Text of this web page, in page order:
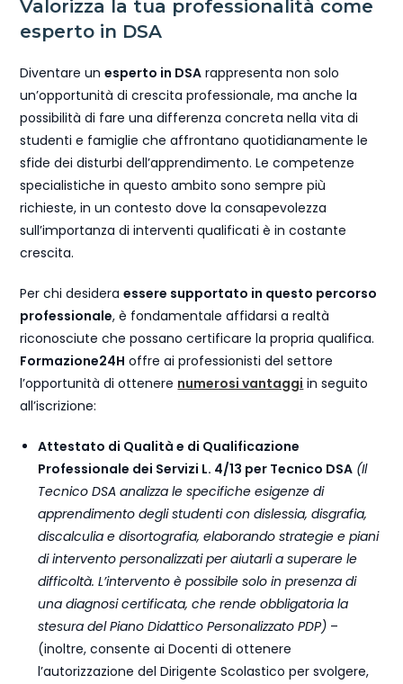
Valorizza la tua professionalità come
esperto in DSA
Diventare unesperto in DSA rappresenta non solo
un’opportunità di crescita professionale, ma anche la
possibilità di fare una differenza concreta nella vita di
studenti e famiglie che affrontano quotidianamente le
sfide dei disturbi dell’apprendimento. Le competenze
specialistiche in questo ambito sono sempre più
richieste, in un contesto dove la consapevolezza
sull’importanza di interventi qualificati è in costante
crescita.
Per chi desideraessere supportato in questo percorso
professionale, è fondamentale affidarsi a realtà
riconosciute che possano certificare la propria qualifica.
Formazione24H offre ai professionisti del settore
l’opportunità di ottenere numerosi vantaggi in seguito
all’iscrizione:
Attestato di Qualità e di Qualificazione
Professionale dei Servizi L. 4/13 per Tecnico DSA (Il
Tecnico DSA analizza le specifiche esigenze di
apprendimento degli studenti con dislessia, disgrafia,
discalculia e disortografia, elaborando strategie e piani
di intervento personalizzati per aiutarli a superare le
difficoltà. L’intervento è possibile solo in presenza di
una diagnosi certificata, che rende obbligatoria la
stesura del Piano Didattico Personalizzato PDP) –
(inoltre, consente ai Docenti di ottenere
l’autorizzazione del Dirigente Scolastico per svolgere,